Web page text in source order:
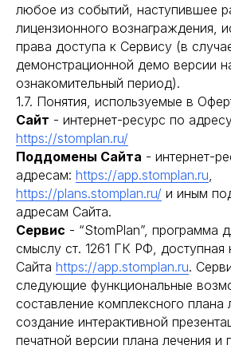
любое из событий, наступившее
лицензионного вознаграждения,
права доступа к Сервису (в
демонстрационной демо версии
ознакомительный период).
1.7. Понятия, используемые в
Сайт - интернет-ресурс по
https://stomplan.ru/
Поддомены Сайта - интернет-
адресам: https://app.stomplan.ru,
https://plans.stomplan.ru/ и иным
адресам Сайта.
Сервис - “StomPlan”, программа
смыслу ст. 1261 ГК РФ,
Сайта https://app.stomplan.ru.
следующие функциональные
составление комплексного плана
создание интерактивной
печатной версии плана лечения и